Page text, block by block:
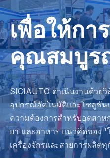
เพื่อให้กา
คุณสมบูร
SICIAUTO ดำเนินงานด้วย
อุปกรณ์อัตโนมัติและโซลูชั
ความต้องการสำหรับอุตสาห
ยา และอาหาร แนวคิดของ '
เครื่องจักรและสายการผลิตทุ